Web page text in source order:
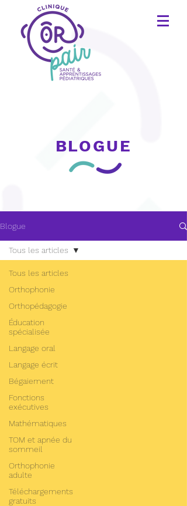
BLOGUE
Blogue
Tous les articles
Orthophonie
Orthopédagogie
Éducation
spécialisée
Langage oral
Langage écrit
Bégaiement
Fonctions
exécutives
Mathématiques
TOM et apnée du
sommeil
Orthophonie
adulte
Téléchargements
gratuits
Tous les articles